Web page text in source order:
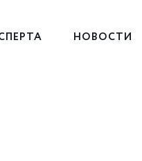
НОВОСТИ